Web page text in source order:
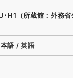
･H1（所蔵館：外務省
本語 / 英語